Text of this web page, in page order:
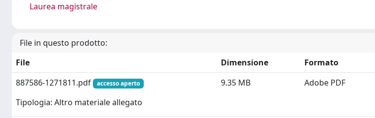
Laurea magistrale
File in questo prodotto:
File
Dimensione
Formato
887586-1271811.pdf
accesso aperto
Tipologia: Altro materiale allegato
9.35 MB Adobe PDF